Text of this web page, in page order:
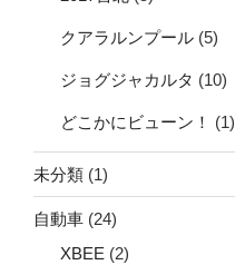
クアラルンプール (5)
ジョグジャカルタ (10)
どこかにビューン！ (1)
未分類 (1)
自動車 (24)
XBEE (2)